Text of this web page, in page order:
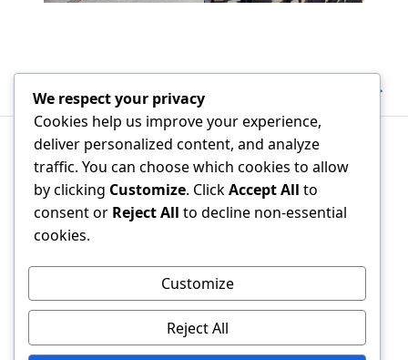
Anterior:GOTES DE LLUM A L’EMPEDRAT. Jardins de Llum Manresa 2016
©
2
0
2
6
–
Grup de recerca en
Arquitectura, Energia i
Medi Ambient (AiEM – UPC)
We respect your privacy
Cookies help us improve your experience,
deliver personalized content, and analyze
traffic. You can choose which cookies to allow
by clicking Customize. ClickAccept All to
consent or Reject All to decline non-essential
cookies.
Customize
Reject All